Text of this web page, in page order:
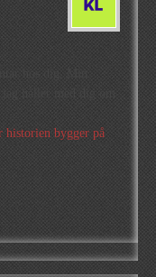
hos dig. Min
historien bygger på